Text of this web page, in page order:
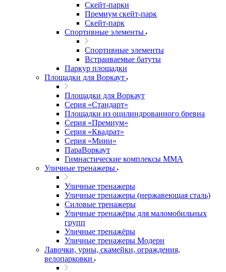
Скейт-парки
Премиум скейт-парк
Скейт-парк
Спортивные элементы
Спортивные элементы
Встраиваемые батуты
Паркур площадки
Площадки для Воркаут
Площадки для Воркаут
Серия «Стандарт»
Площадки из оцилиндрованного бревна
Серия «Премиум»
Серия «Квадрат»
Серия «Мини»
ПараВоркаут
Гимнастические комплексы ММА
Уличные тренажеры
Уличные тренажеры
Уличные тренажеры (нержавеющая сталь)
Силовые тренажеры
Уличные тренажёры для маломобильных
групп
Уличные тренажёры
Уличные тренажеры Модерн
Лавочки, урны, скамейки, ограждения,
велопарковки